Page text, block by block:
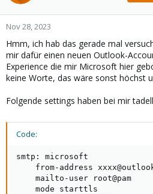
Nov 28, 2023
Hmm, ich hab das gerade mal
mir dafür einen neuen Outlook-
Experience die mir Microsoft hier
keine Worte, das wäre sonst höchst
Folgende settings haben bei mir
Code:
smtp: microsoft
from-address
    mailto-user root@pam
    mode starttls